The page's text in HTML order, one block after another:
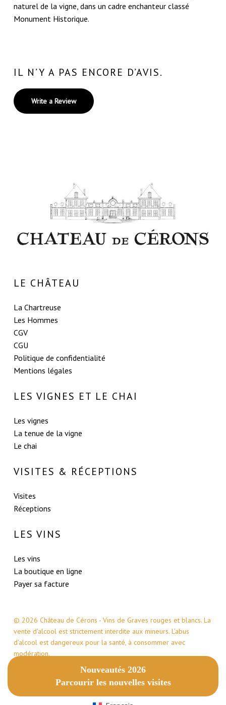
0,00€
Voir Le Panier Commander
naturel de la vigne , dans un cadre enchanteur classé
Monument Historique.
IL N’Y A PAS ENCORE D’AVIS.
Write a Review
LE CHÂTEAU
La Chartreuse
Les Hommes
CGV
CGU
Politique de confidentialité
Mentions légales
LES VIGNES ET LE CHAI
Les vignes
La tenue de la vigne
Le chai
VISITES & RÉCEPTIONS
Visites
Réceptions
LES VINS
Les vins
La boutique en ligne
Payer sa facture
© 2026 Château de Cérons - Vins de Graves rouges et blancs. La
vente d'alcool est strictement interdite aux mineurs. L’abus
d'alcool est dangereux pour la santé, à consommer avec
modération.
Nouveautés 2026
Parcourir les nouvelles visites